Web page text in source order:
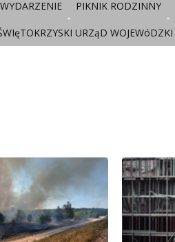
WYDARZENIE PIKNIK RODZINNY
URZąD WOJEWóDZKI